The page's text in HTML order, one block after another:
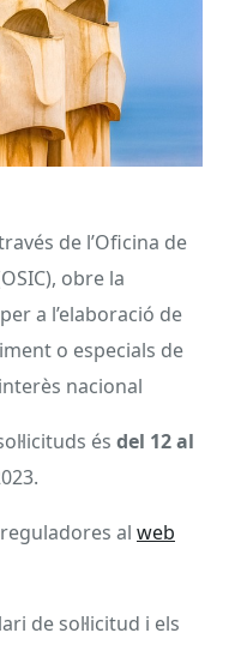
de l’Oficina de
obre la
a l’elaboració de
o especials de
nacional
és del 12 al
al web
de sol·licitud i els